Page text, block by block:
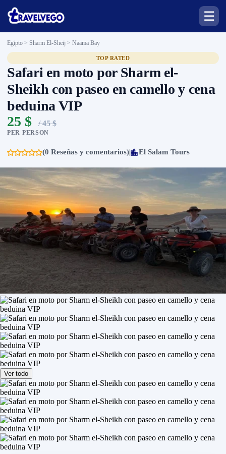
☰
Egipto > Sharm El-Sheij > Naama Bay
TOP RATED
Safari en moto por Sharm el-
Sheikh con paseo en camello y cena
beduina VIP
25 $
/ 45 $
PER PERSON
(0 Reseñas y comentarios) El Salam Tours
Ver todo